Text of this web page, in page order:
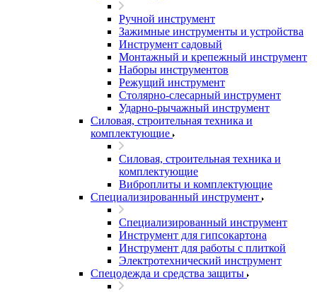
Ручной инструмент
Зажимные инструменты и устройства
Инструмент садовый
Монтажный и крепежный инструмент
Наборы инструментов
Режущий инструмент
Столярно-слесарный инструмент
Ударно-рычажный инструмент
Силовая, строительная техника и
комплектующие
Силовая, строительная техника и
комплектующие
Виброплиты и комплектующие
Специализированный инструмент
Специализированный инструмент
Инструмент для гипсокартона
Инструмент для работы с плиткой
Электротехнический инструмент
Спецодежда и средства защиты